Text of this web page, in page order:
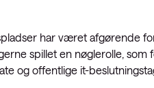
har været afgørende
spillet en nøglerolle,
og offentlige it-